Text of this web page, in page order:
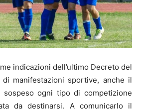
indicazioni dell’ultimo Decreto del
manifestazioni sportive, anche il
ogni tipo di competizione
da destinarsi. A comunicarlo il